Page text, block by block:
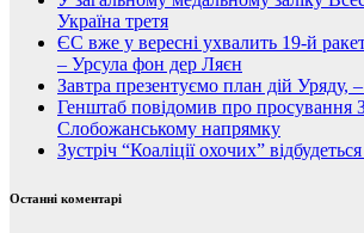
Україна третя
ЄС вже у вересні ухвалить 19-й
– Урсула фон дер Ляєн
Завтра презентуємо план дій Уряду,
Генштаб повідомив про просування
Слобожанському напрямку
Зустріч “Коаліції охочих”
Останні коментарі